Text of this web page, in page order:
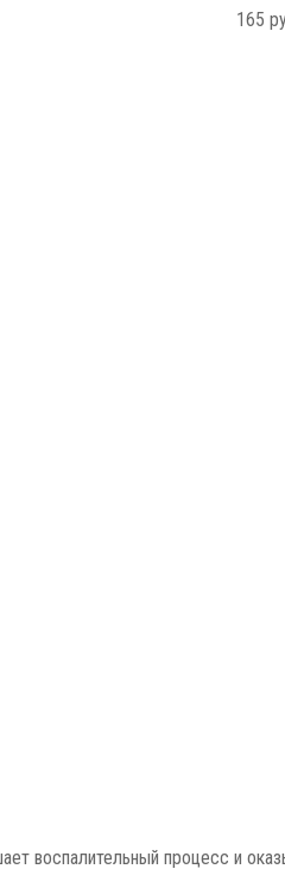
165
воспалительный процесс и